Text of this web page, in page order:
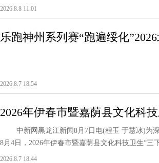
2026.8.8 11:01
乐跑神州系列赛“跑遍绥化
2026.8.7 18:54
2026年伊春市暨嘉荫县文化科
中新网黑龙江新闻8月7日电(程玉 于慧冰)为深
8月4日，2026年伊春市暨嘉荫县文化科技卫生“
2026.8.7 18:44